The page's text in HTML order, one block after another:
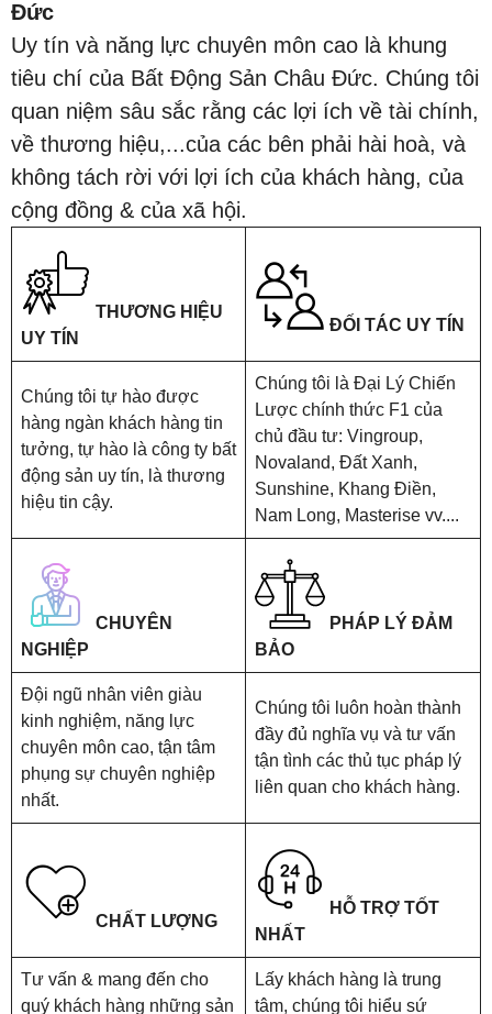
Đức
Uy tín và năng lực chuyên môn cao là khung
tiêu chí của Bất Động Sản Châu Đức. Chúng tôi
quan niệm sâu sắc rằng các lợi ích về tài chính,
về thương hiệu,...của các bên phải hài hoà, và
không tách rời với lợi ích của khách hàng, của
cộng đồng & của xã hội.
THƯƠNG HIỆU
UY TÍN
ĐỐI TÁC UY TÍN
Chúng tôi tự hào được
hàng ngàn khách hàng tin
tưởng, tự hào là công ty bất
động sản uy tín, là thương
hiệu tin cậy.
Chúng tôi là Đại Lý Chiến
Lược chính thức F1 của
chủ đầu tư: Vingroup,
Novaland, Đất Xanh,
Sunshine, Khang Điền,
Nam Long, Masterise vv....
CHUYÊN
NGHIỆP
PHÁP LÝ ĐẢM
BẢO
Đội ngũ nhân viên giàu
kinh nghiệm, năng lực
chuyên môn cao, tận tâm
phụng sự chuyên nghiệp
nhất.
Chúng tôi luôn hoàn thành
đầy đủ nghĩa vụ và tư vấn
tận tình các thủ tục pháp lý
liên quan cho khách hàng.
CHẤT LƯỢNG
HỖ TRỢ TỐT
NHẤT
Tư vấn & mang đến cho
quý khách hàng những sản
Lấy khách hàng là trung
tâm, chúng tôi hiểu sứ